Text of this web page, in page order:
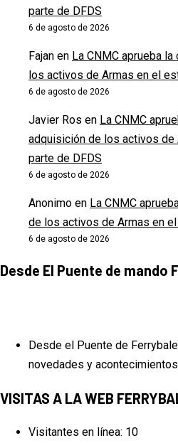
parte de DFDS
6 de agosto de 2026
Fajan en La CNMC aprueba
los activos de Armas en el
6 de agosto de 2026
Javier Ros en La CNMC
adquisición de los activos
parte de DFDS
6 de agosto de 2026
Anonimo en La CNMC
de los activos de Armas en
6 de agosto de 2026
Desde El Puente de mando
Desde el Puente de
novedades y
VISITAS A LA WEB
Visitantes en línea: 10